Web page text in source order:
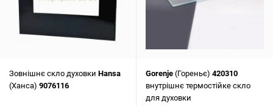
Зовнішнє скло духовки Hansa
(Ханса) 9076116
Gorenje (Гореньє) 420310
внутрішнє термостійке скло
для духовки